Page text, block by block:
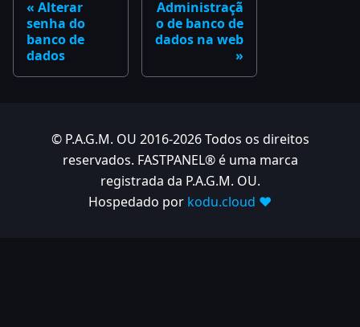
Alterar
senha do
banco de
dados
Administraçã
o de banco de
dados na web
© P.A.G.M. OU 2016-2026 Todos os direitos
reservados. FASTPANEL® é uma marca
registrada da P.A.G.M. OU.
Hospedado por kodu.cloud ❤️